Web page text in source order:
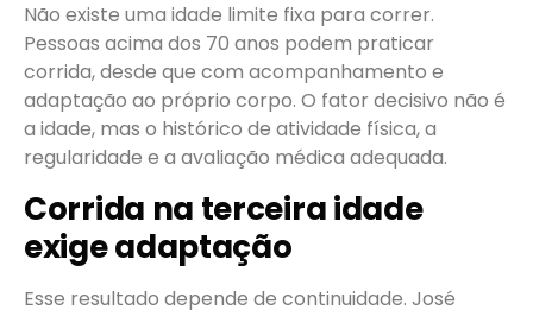
Não existe uma idade limite fixa para correr.
Pessoas acima dos 70 anos podem praticar
corrida, desde que com acompanhamento e
adaptação ao próprio corpo. O fator decisivo não é
a idade, mas o histórico de atividade física, a
regularidade e a avaliação médica adequada.
Corrida na terceira idade
exige adaptação
Esse resultado depende de continuidade. José